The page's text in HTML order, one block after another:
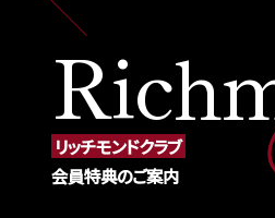
リッチモンドクラブ
会員特典のご案内